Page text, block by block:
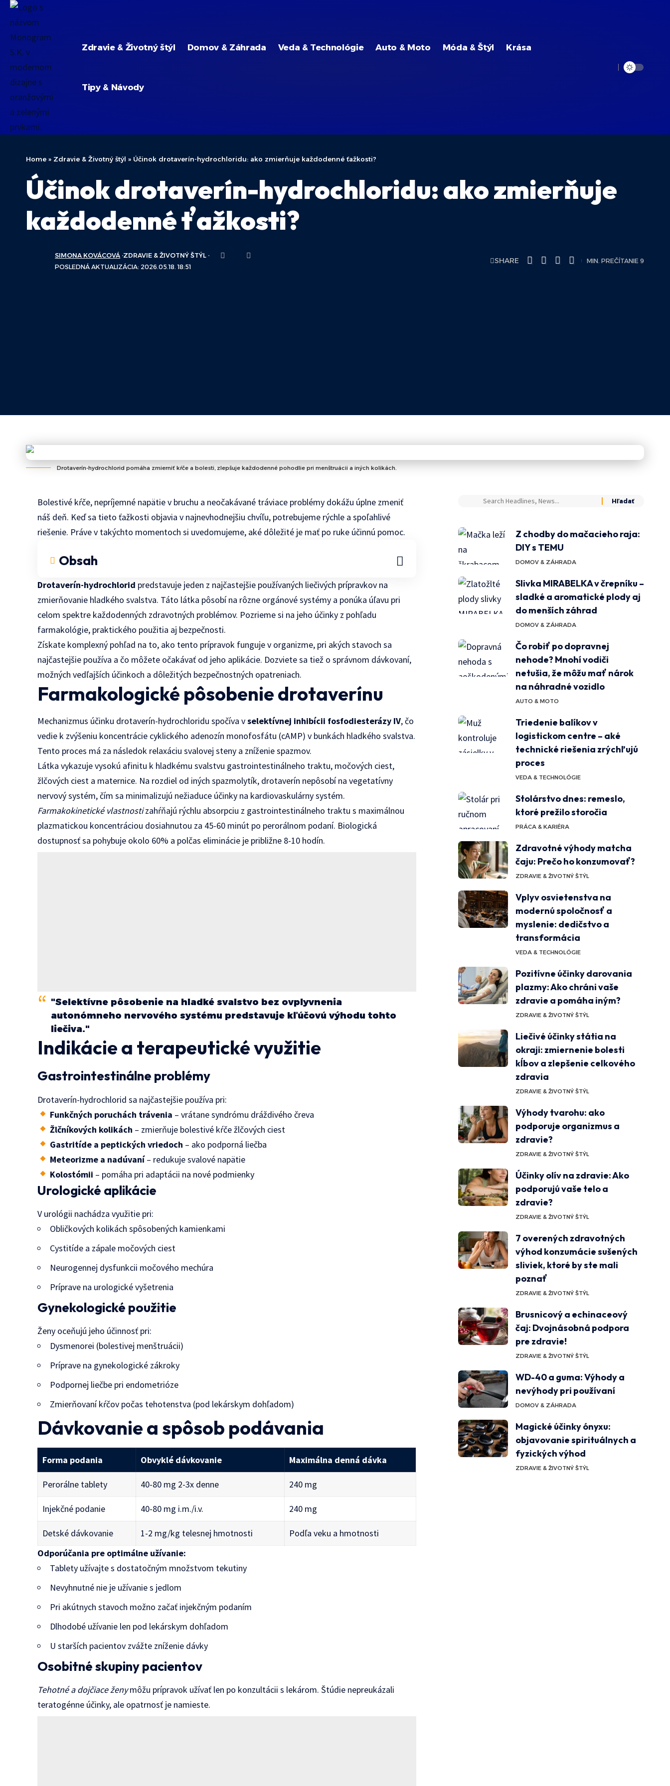
Zdravie & Životný štýl Domov & Záhrada Veda & Technológie Auto & Moto Móda & Štýl Krása
Tipy & Návody
Home » Zdravie & Životný štýl » Účinok drotaverín-hydrochloridu: ako zmierňuje každodenné ťažkosti?
Účinok drotaverín-hydrochloridu: ako zmierňuje
každodenné ťažkosti?
POSLEDNÁ AKTUALIZÁCIA: 2026.05.18. 18:51
SIMONA KOVÁCOVÁ ZDRAVIE & ŽIVOTNÝ ŠTÝL
SHARE MIN. PREČÍTANIE 9
Drotaverín-hydrochlorid pomáha zmierniť kŕče a bolesti, zlepšuje každodenné pohodlie pri menštruácii a iných kolikách.
Bolestivé kŕče, nepríjemné napätie v bruchu a neočakávané tráviace problémy dokážu úplne zmeniť
náš deň. Keď sa tieto ťažkosti objavia v najnevhodnejšiu chvíľu, potrebujeme rýchle a spoľahlivé
riešenie. Práve v takýchto momentoch si uvedomujeme, aké dôležité je mať po ruke účinnú pomoc.
Obsah
Drotaverín-hydrochlorid predstavuje jeden z najčastejšie používaných liečivých prípravkov na
zmierňovanie hladkého svalstva. Táto látka pôsobí na rôzne orgánové systémy a ponúka úľavu pri
celom spektre každodenných zdravotných problémov. Pozrieme si na jeho účinky z pohľadu
farmakológie, praktického použitia aj bezpečnosti.
Získate komplexný pohľad na to, ako tento prípravok funguje v organizme, pri akých stavoch sa
najčastejšie používa a čo môžete očakávať od jeho aplikácie. Dozviete sa tiež o správnom dávkovaní,
možných vedľajších účinkoch a dôležitých bezpečnostných opatreniach.
Farmakologické pôsobenie drotaverínu
Mechanizmus účinku drotaverín-hydrochloridu spočíva vselektívnej inhibícii fosfodiesterázy IV, čo
vedie k zvýšeniu koncentrácie cyklického adenozín monofosfátu (cAMP) v bunkách hladkého svalstva.
Tento proces má za následok relaxáciu svalovej steny a zníženie spazmov.
Látka vykazuje vysokú afinitu k hladkému svalstvu gastrointestinálneho traktu, močových ciest,
žlčových ciest a maternice. Na rozdiel od iných spazmolytík, drotaverín nepôsobí na vegetatívny
nervový systém, čím sa minimalizujú nežiaduce účinky na kardiovaskulárny systém.
Farmakokinetické vlastnostizahŕňajú rýchlu absorpciu z gastrointestinálneho traktu s maximálnou
plazmatickou koncentráciou dosiahnutou za 45-60 minút po perorálnom podaní. Biologická
dostupnosť sa pohybuje okolo 60% a polčas eliminácie je približne 8-10 hodín.
"Selektívne pôsobenie na hladké svalstvo bez ovplyvnenia
autonómneho nervového systému predstavuje kľúčovú výhodu tohto
liečiva."
Indikácie a terapeutické využitie
Gastrointestinálne problémy
Drotaverín-hydrochlorid sa najčastejšie používa pri:
Funkčných poruchách trávenia – vrátane syndrómu dráždivého čreva
Žlčníkových kolikách – zmierňuje bolestivé kŕče žlčových ciest
Gastritíde a peptických vriedoch – ako podporná liečba
Meteorizme a nadúvaní– redukuje svalové napätie
Kolostómii – pomáha pri adaptácii na nové podmienky
Urologické aplikácie
V urológii nachádza využitie pri:
Obličkových kolikách spôsobených kamienkami
Cystitíde a zápale močových ciest
Neurogennej dysfunkcii močového mechúra
Príprave na urologické vyšetrenia
Gynekologické použitie
Ženy oceňujú jeho účinnosť pri:
Dysmenorei (bolestivej menštruácii)
Príprave na gynekologické zákroky
Podpornej liečbe pri endometrióze
Zmierňovaní kŕčov počas tehotenstva (pod lekárskym dohľadom)
Dávkovanie a spôsob podávania
Forma podania Obvyklé dávkovanie Maximálna denná dávka
Perorálne tablety 40-80 mg 2-3x denne 240 mg
Injekčné podanie 40-80 mg i.m./i.v. 240 mg
Detské dávkovanie 1-2 mg/kg telesnej hmotnosti
Podľa veku a hmotnosti
Odporúčania pre optimálne užívanie:
Tablety užívajte s dostatočným množstvom tekutiny
Nevyhnutné nie je užívanie s jedlom
Pri akútnych stavoch možno začať injekčným podaním
Dlhodobé užívanie len pod lekárskym dohľadom
U starších pacientov zvážte zníženie dávky
Osobitné skupiny pacientov
Tehotné a dojčiace ženymôžu prípravok užívať len po konzultácii s lekárom. Štúdie nepreukázali
teratogénne účinky, ale opatrnosť je namieste.
Z chodby do mačacieho raja:
DIY s TEMU
DOMOV & ZÁHRADA
Slivka MIRABELKA v črepníku –
sladké a aromatické plody aj
do menších záhrad
DOMOV & ZÁHRADA
Čo robiť po dopravnej
nehode? Mnohí vodiči
netušia, že môžu mať nárok
na náhradné vozidlo
AUTO & MOTO
Triedenie balíkov v
logistickom centre – aké
technické riešenia zrýchľujú
proces
VEDA & TECHNOLÓGIE
Stolárstvo dnes: remeslo,
ktoré prežilo storočia
PRÁCA & KARIÉRA
Zdravotné výhody matcha
čaju: Prečo ho konzumovať?
ZDRAVIE & ŽIVOTNÝ ŠTÝL
Vplyv osvietenstva na
modernú spoločnosť a
myslenie: dedičstvo a
transformácia
VEDA & TECHNOLÓGIE
Pozitívne účinky darovania
plazmy: Ako chráni vaše
zdravie a pomáha iným?
ZDRAVIE & ŽIVOTNÝ ŠTÝL
Liečivé účinky státia na
okraji: zmiernenie bolesti
kĺbov a zlepšenie celkového
zdravia
ZDRAVIE & ŽIVOTNÝ ŠTÝL
Výhody tvarohu: ako
podporuje organizmus a
zdravie?
ZDRAVIE & ŽIVOTNÝ ŠTÝL
Účinky olív na zdravie: Ako
podporujú vaše telo a
zdravie?
ZDRAVIE & ŽIVOTNÝ ŠTÝL
7 overených zdravotných
výhod konzumácie sušených
sliviek, ktoré by ste mali
poznať
ZDRAVIE & ŽIVOTNÝ ŠTÝL
Brusnicový a echinaceový
čaj: Dvojnásobná podpora
pre zdravie!
ZDRAVIE & ŽIVOTNÝ ŠTÝL
WD-40 a guma: Výhody a
nevýhody pri používaní
DOMOV & ZÁHRADA
Magické účinky ónyxu:
objavovanie spirituálnych a
fyzických výhod
ZDRAVIE & ŽIVOTNÝ ŠTÝL